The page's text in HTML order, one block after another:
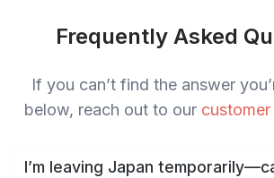
Frequently Asked
If you can’t find the answer
below, reach out to our
I’m leaving Japan